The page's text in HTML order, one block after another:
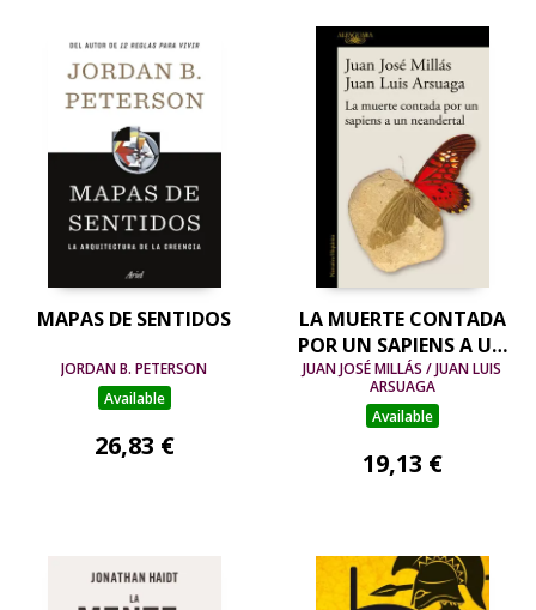
MAPAS DE SENTIDOS
JORDAN B. PETERSON
Available
26,83 €
LA MUERTE CONTADA
POR UN SAPIENS A UN
NEANDERTAL (DE UN
SAPIENS A UN
NEANDERTAL)
JUAN JOSÉ MILLÁS / JUAN LUIS
ARSUAGA
Available
19,13 €